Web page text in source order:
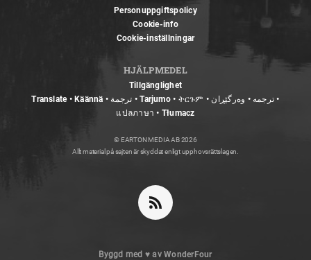
Personuppgiftspolicy
Cookie-info
Cookie-inställningar
HJÄLPMEDEL
Tillgänglighet
Translate • Käännä • ترجمة • Tarjumo • ትርጉም • ترجمه • وەرگێڕان •
แปลภาษา • Tłumacz
© EARTON MEDIA AB 2026
Allt material på sajten är skyddat enligt upphovsrättslagen.
Byggd med ♥ avWonderFour